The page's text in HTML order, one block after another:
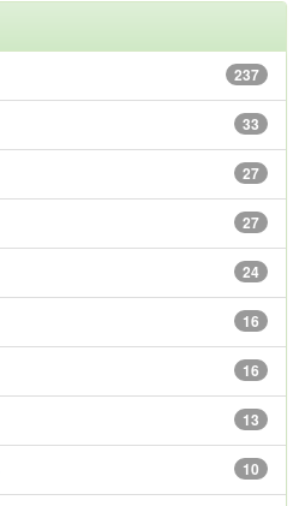
237
33
27
27
24
16
16
13
10